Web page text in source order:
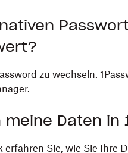
zu wechseln.
Daten in
Sie, wie Sie Ihre